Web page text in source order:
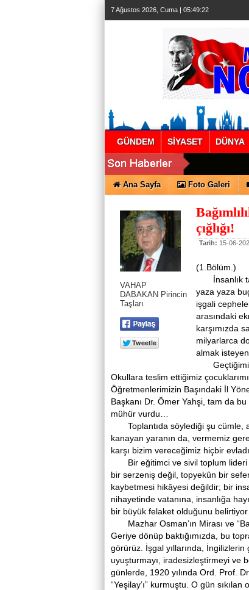
7 Ağustos 2026, Cuma | 05:49:23
GÜNDEM SİYASET DÜNYA
Ana Sayfa Foto Galeri
VAHAP
DABAKAN Pirincin
Taşları
çığlığı!
Tarih: 15-06-
İnsanlık
yaza yaza
işgali
arasındaki
karşımızda
milyarlarca
almak isteyen
Geçtiğimiz
Okullara teslim ettiğimiz
Öğretmenlerimizin Başındaki İl
Başkanı Dr. Ömer Yahşi, tam da
mühür vurdu…
Toplantıda söylediği şu cümle,
kanayan yaranın da, vermemiz
karşı bizim vereceğimiz hiçbir
Bir eğitimci ve sivil toplum lideri
bir serzeniş değil, topyekûn bir
kaybetmesi hikâyesi değildir; bir
nihayetinde vatanına, insanlığa
bir büyük felaket olduğunu
Mazhar Osman’ın Mirası ve
Geriye dönüp baktığımızda, bu
görürüz. İşgal yıllarında,
uyuşturmayı, iradesizleştirmeyi ve
günlerde, 1920 yılında Ord. Prof.
“Yeşilay’ı” kurmuştu. O gün